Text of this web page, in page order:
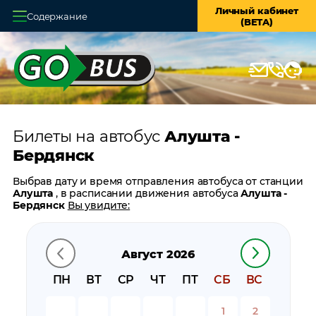
Содержание
Личный кабинет
(BETA)
Главная
О системе
Оплата и доставка
Возврат билетов
Заказ автобуса
Контакты
Билеты на автобусАлушта -
Бердянск
Август 2026
ПН
ВТ СР ЧТ ПТ СБ ВС
1 2
Выбрав дату и время отправления автобуса от станции
Алушта, в расписании движения автобусаАлушта -
Бердянск Вы увидите:
время прибытия
время в пути
цену билета
Алушта